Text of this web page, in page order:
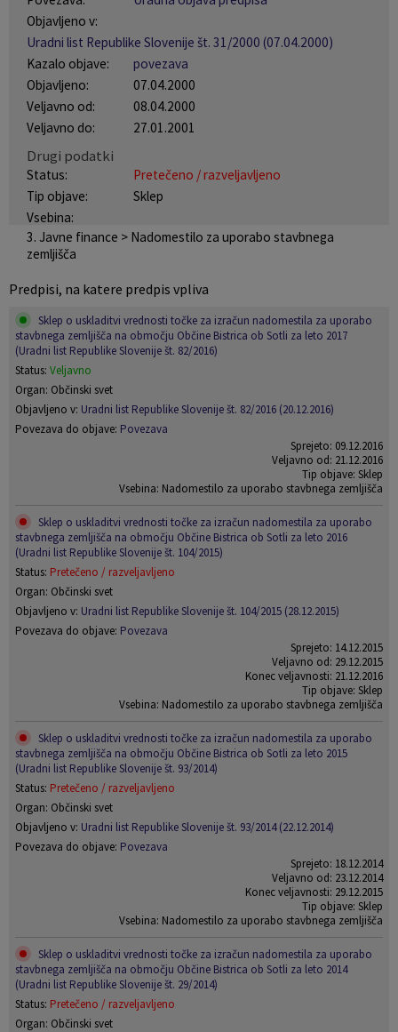
Objavljeno v:
Uradni list Republike Slovenije št. 31/2000 (07.04.2000)
Kazalo objave:
povezava
Objavljeno:
07.04.2000
Veljavno od:
08.04.2000
Veljavno do:
27.01.2001
Drugi podatki
Status:
Pretečeno / razveljavljeno
Tip objave:
Sklep
Vsebina:
3. Javne finance > Nadomestilo za uporabo stavbnega
zemljišča
Predpisi, na katere predpis vpliva
Sklep o uskladitvi vrednosti točke za izračun nadomestila za uporabo
stavbnega zemljišča na območju Občine Bistrica ob Sotli za leto 2017
(Uradni list Republike Slovenije št. 82/2016)
Status: Veljavno
Organ: Občinski svet
Objavljeno v: Uradni list Republike Slovenije št. 82/2016 (20.12.2016)
Povezava do objave: Povezava
Sprejeto: 09.12.2016
Veljavno od: 21.12.2016
Tip objave: Sklep
Vsebina: Nadomestilo za uporabo stavbnega zemljišča
Sklep o uskladitvi vrednosti točke za izračun nadomestila za uporabo
stavbnega zemljišča na območju Občine Bistrica ob Sotli za leto 2016
(Uradni list Republike Slovenije št. 104/2015)
Status: Pretečeno / razveljavljeno
Organ: Občinski svet
Objavljeno v: Uradni list Republike Slovenije št. 104/2015 (28.12.2015)
Povezava do objave: Povezava
Sprejeto: 14.12.2015
Veljavno od: 29.12.2015
Konec veljavnosti: 21.12.2016
Tip objave: Sklep
Vsebina: Nadomestilo za uporabo stavbnega zemljišča
Sklep o uskladitvi vrednosti točke za izračun nadomestila za uporabo
stavbnega zemljišča na območju Občine Bistrica ob Sotli za leto 2015
(Uradni list Republike Slovenije št. 93/2014)
Status: Pretečeno / razveljavljeno
Organ: Občinski svet
Objavljeno v: Uradni list Republike Slovenije št. 93/2014 (22.12.2014)
Povezava do objave: Povezava
Sprejeto: 18.12.2014
Veljavno od: 23.12.2014
Konec veljavnosti: 29.12.2015
Tip objave: Sklep
Vsebina: Nadomestilo za uporabo stavbnega zemljišča
Sklep o uskladitvi vrednosti točke za izračun nadomestila za uporabo
stavbnega zemljišča na območju Občine Bistrica ob Sotli za leto 2014
(Uradni list Republike Slovenije št. 29/2014)
Status: Pretečeno / razveljavljeno
Organ: Občinski svet
Naselja v občini
Organigram
Varstvo osebnih podatkov
Temeljni akti občine
Občinski predpisi
Strateški dokumenti
Katalog informacij javnega značaja
Pravni akti
Občinski časopis Orans
Naše OKO
Proračun občine
Lokalne volitve